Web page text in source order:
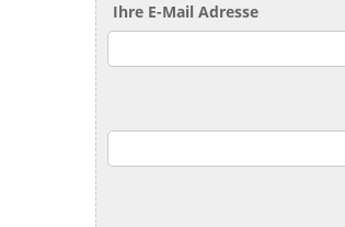
Ihre E-Mail Adresse